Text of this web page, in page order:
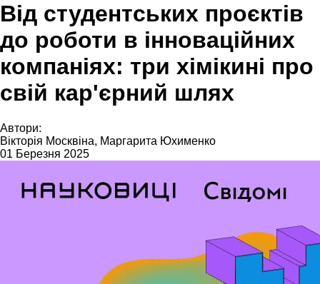
Від студентських проєктів
до роботи в інноваційних
компаніях: три хімікині про
свій кар'єрний шлях
Автори:
Вікторія Москвіна, Маргарита Юхименко
01 Березня 2025